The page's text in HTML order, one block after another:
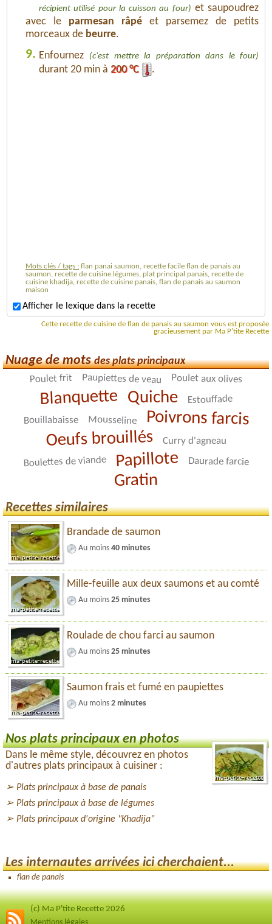
récipient utilisé pour la cuisson au four) et saupoudrez
avec le parmesan râpé et parsemez de petits
morceaux de beurre.
9. Enfournez (c'est mettre la préparation dans le four)
durant 20 min à 200 °C .
Mots clés / tags : flan panai saumon, recette facile flan de panais au
saumon, recette de cuisine légumes, plat principal panais, recette de
cuisine khadija, recette de cuisine panais, flan de panais au saumon
maison
Afficher le lexique dans la recette
Cette recette de cuisine de flan de panais au saumon vous est proposée
gracieusement par Ma P'tite Recette
Nuage de motsdes plats principaux
Poulet frit Paupiettes de veau Poulet aux olives
Blanquette Quiche Estouffade
Bouillabaisse Mousseline Poivrons farcis
Oeufs brouillés Curry d'agneau
Boulettes de viande Papillote Daurade farcie
Gratin
Recettes similaires
Brandade de saumon
Au moins 40 minutes
Mille-feuille aux deux saumons et au comté
Au moins 25 minutes
Roulade de chou farci au saumon
Au moins 25 minutes
Saumon frais et fumé en paupiettes
Au moins 2 minutes
Nos plats principaux en photos
Dans le même style, découvrez en photos
d'autres plats principaux à cuisiner :
Plats principaux à base de panais
Plats principaux à base de légumes
Plats principaux d'origine "Khadija"
Les internautes arrivées ici cherchaient...
flan de panais
(c) Ma P'tite Recette 2026